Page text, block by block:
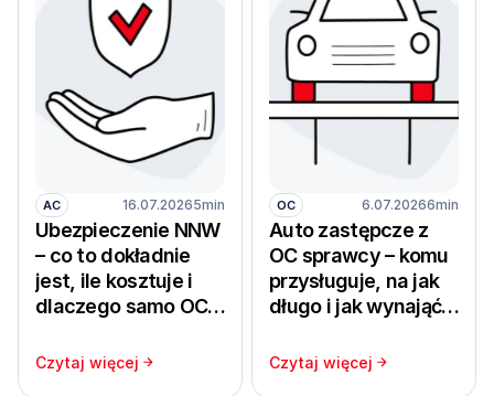
AC 16.07.20265min
Ubezpieczenie NNW
– co to dokładnie
jest, ile kosztuje i
dlaczego samo OC
kierowcy i
Czytaj więcej
OC 6.07.20266min
Auto zastępcze z
OC sprawcy – komu
przysługuje, na jak
długo i jak wynająć
ryzyka dopłat z
Czytaj więcej